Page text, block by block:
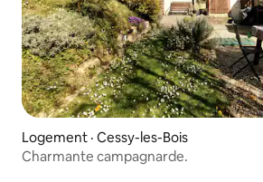
Logement · Cessy-les-Bois
Charmante campagnarde.